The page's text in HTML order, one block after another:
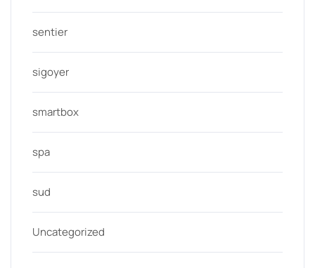
sentier
sigoyer
smartbox
spa
sud
Uncategorized